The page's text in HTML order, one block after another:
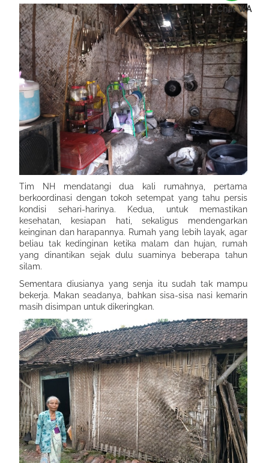
Tim NH mendatangi dua kali rumahnya, pertama
berkoordinasi dengan tokoh setempat yang tahu persis
kondisi sehari-harinya. Kedua, untuk memastikan
kesehatan, kesiapan hati, sekaligus mendengarkan
keinginan dan harapannya. Rumah yang lebih layak, agar
beliau tak kedinginan ketika malam dan hujan, rumah
yang dinantikan sejak dulu suaminya beberapa tahun
silam.
Sementara diusianya yang senja itu sudah tak mampu
bekerja. Makan seadanya, bahkan sisa-sisa nasi kemarin
masih disimpan untuk dikeringkan.
Chat WA